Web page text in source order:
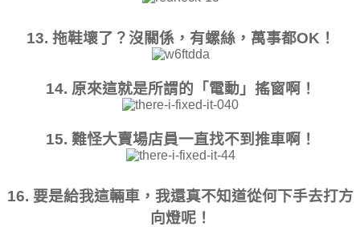
13. 拖鞋壞了？沒關係，有螺絲，萬事都OK！
14. 原來這就是所謂的「電動」搖窗啊！
15. 難怪大賣場店員一直找不到推車啊！
16. 要是給我這輛車，我還真不知道從何下手去打方
向燈呢！